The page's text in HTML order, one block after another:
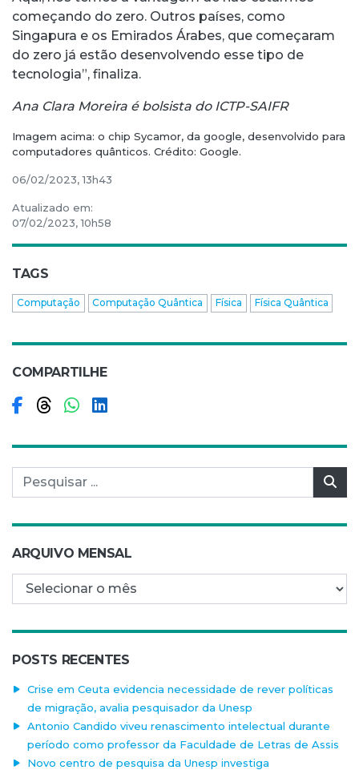
começando do zero. Outros países, como
Singapura e os Emirados Árabes, que começaram
do zero já estão desenvolvendo esse tipo de
tecnologia”, finaliza.
Ana Clara Moreira é bolsista do ICTP-SAIFR
Imagem acima: o chip Sycamor, da google, desenvolvido para
computadores quânticos. Crédito: Google.
06/02/2023, 13h43
Atualizado em:
07/02/2023, 10h58
TAGS
Computação Computação Quântica Física Física Quântica
COMPARTILHE
Compartilhar no Facebook
Compartilhar no Threads
Compartilhar no WhatsApp
Compartilhar no LinkedIn
Pesquisar por:
ARQUIVO MENSAL
Arquivo mensal
POSTS RECENTES
Crise em Ceuta evidencia necessidade de rever políticas
de migração, avalia pesquisador da Unesp
Antonio Candido viveu renascimento intelectual durante
período como professor da Faculdade de Letras de Assis
Novo centro de pesquisa da Unesp investiga